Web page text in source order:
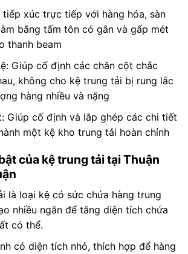
tiếp xúc trực tiếp với hàng hóa, sàn
bằng tấm tôn có gân và gấp mét
thanh beam
Giúp cố định các chân cột chắc
không cho kệ trung tải bị rung lắc
hàng nhiều và nặng
Giúp cố định và lắp ghép các chi tiết
một kệ kho trung tải hoàn chỉnh
của kệ trung tải tại Thuận
là loại kệ có sức chứa hàng trung
nhiều ngăn để tăng diện tích chứa
có thể.
có diện tích nhỏ, thích hợp để hàng